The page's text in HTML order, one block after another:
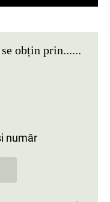
obțin prin......
număr